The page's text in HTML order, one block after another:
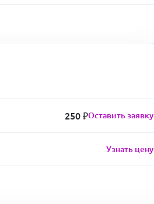
250 ₽Оставить заявку
Узнать цену